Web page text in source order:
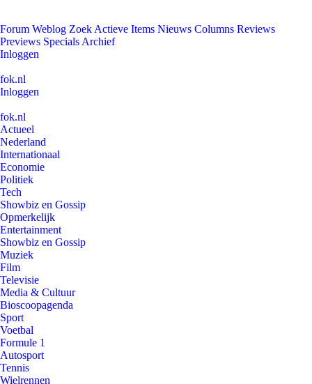
Forum Weblog Zoek Actieve Items Nieuws Columns Reviews
Previews Specials Archief
Inloggen
fok.nl
Inloggen
fok.nl
Actueel
Nederland
Internationaal
Economie
Politiek
Tech
Showbiz en Gossip
Opmerkelijk
Entertainment
Showbiz en Gossip
Muziek
Film
Televisie
Media & Cultuur
Bioscoopagenda
Sport
Voetbal
Formule 1
Autosport
Tennis
Wielrennen